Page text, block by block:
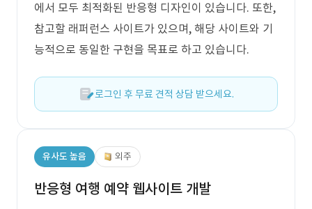
에서 모두 최적화된 반응형 디자인이 있습니다. 또한,
참고할 래퍼런스 사이트가 있으며, 해당 사이트와 기
능적으로 동일한 구현을 목표로 하고 있습니다.
로그인 후 무료 견적 상담 받으세요.
유사도 높음 외주
반응형 여행 예약 웹사이트 개발